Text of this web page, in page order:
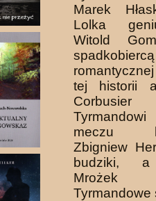
Marek
Lolka
Witold
tej historii
meczu
Zbigniew
budziki, a
Mrożek
Tyrmandowe